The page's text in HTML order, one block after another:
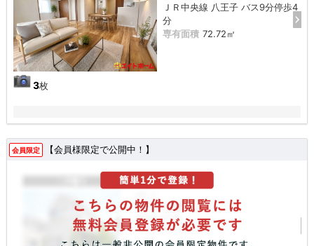
3枚
ＪＲ中央線 八王子 バス9分停歩4
分
専有面積 72.72㎡
会員限定 【会員様限定で公開中！】